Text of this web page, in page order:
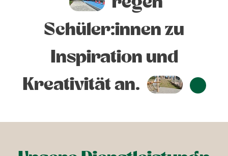
Schüler:innen zu
Inspiration und
Kreativität an.